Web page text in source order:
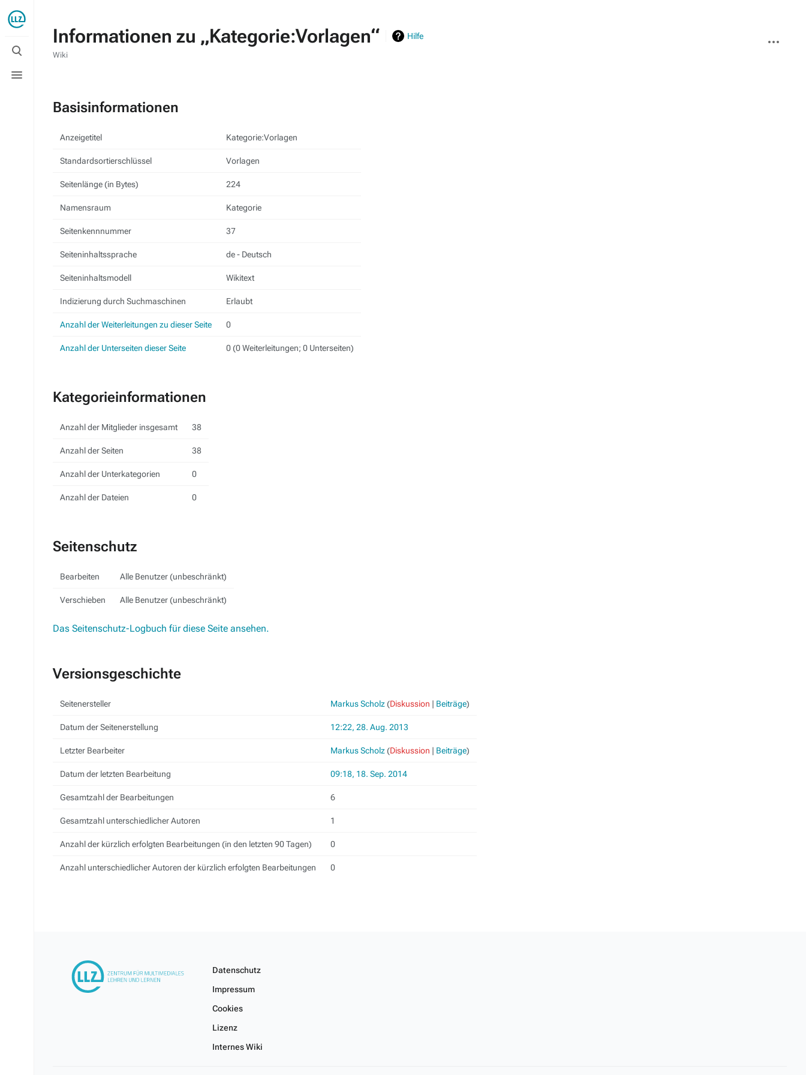
Suche
umschalten
umschalten
Informationen zu „Kategorie:Vorlagen“ Hilfe
Wiki
Aktionen
Basisinformationen
Anzeigetitel Kategorie:Vorlagen
Standardsortierschlüssel Vorlagen
Seitenlänge (in Bytes) 224
Namensraum Kategorie
Seitenkennnummer 37
Seiteninhaltssprache de - Deutsch
Seiteninhaltsmodell Wikitext
Indizierung durch Suchmaschinen Erlaubt
Anzahl der Weiterleitungen zu dieser Seite 0
Anzahl der Unterseiten dieser Seite 0 (0 Weiterleitungen; 0 Unterseiten)
Kategorieinformationen
Anzahl der Mitglieder insgesamt 38
Anzahl der Seiten 38
Anzahl der Unterkategorien 0
Anzahl der Dateien 0
Seitenschutz
Bearbeiten Alle Benutzer (unbeschränkt)
Verschieben Alle Benutzer (unbeschränkt)
Das Seitenschutz-Logbuch für diese Seite ansehen.
Versionsgeschichte
Seitenersteller Markus Scholz(Diskussion | Beiträge)
Datum der Seitenerstellung 12:22, 28. Aug. 2013
Letzter Bearbeiter Markus Scholz(Diskussion | Beiträge)
Datum der letzten Bearbeitung 09:18, 18. Sep. 2014
Gesamtzahl der Bearbeitungen 6
Gesamtzahl unterschiedlicher Autoren 1
Anzahl der kürzlich erfolgten Bearbeitungen (in den letzten 90 Tagen) 0
Anzahl unterschiedlicher Autoren der kürzlich erfolgten Bearbeitungen 0
Datenschutz
Impressum
Cookies
Lizenz
Internes Wiki